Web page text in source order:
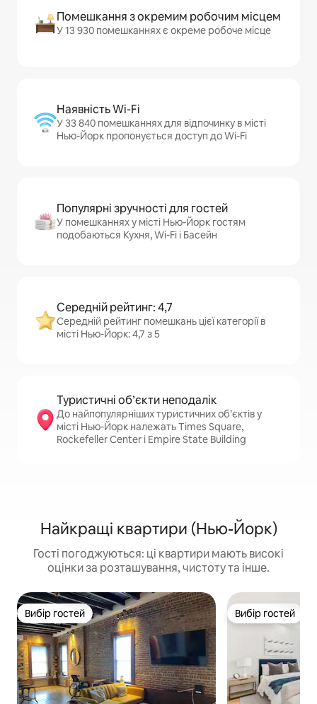
Помешкання з окремим робочим місцем
У 13 930 помешканнях є окреме робоче місце
Наявність Wi-Fi
У 33 840 помешканнях для відпочинку в місті
Нью-Йорк пропонується доступ до Wi-Fi
Популярні зручності для гостей
У помешканнях у місті Нью-Йорк гостям
подобаються Кухня, Wi-Fi і Басейн
Середній рейтинг: 4,7
Середній рейтинг помешкань цієї категорії в
місті Нью-Йорк: 4,7 з 5
Туристичні об’єкти неподалік
До найпопулярніших туристичних об’єктів у
місті Нью-Йорк належать Times Square,
Rockefeller Center і Empire State Building
Найкращі квартири (Нью-Йорк)
Гості погоджуються: ці квартири мають високі
оцінки за розташування, чистоту та інше.
Вибір гостей
Вибір гостей Вибір гостей
Вибір гостей